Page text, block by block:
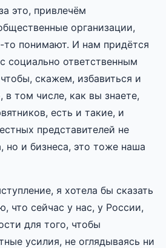
это, привлечём
организации,
то понимают. И нам придётся
социально ответственным
скажем, избавиться и
в том числе, как вы знаете,
есть и такие, и
представителей не
но и бизнеса, это тоже наша
я хотела бы сказать
что сейчас у нас, у России,
для того, чтобы
усилия, не оглядываясь ни